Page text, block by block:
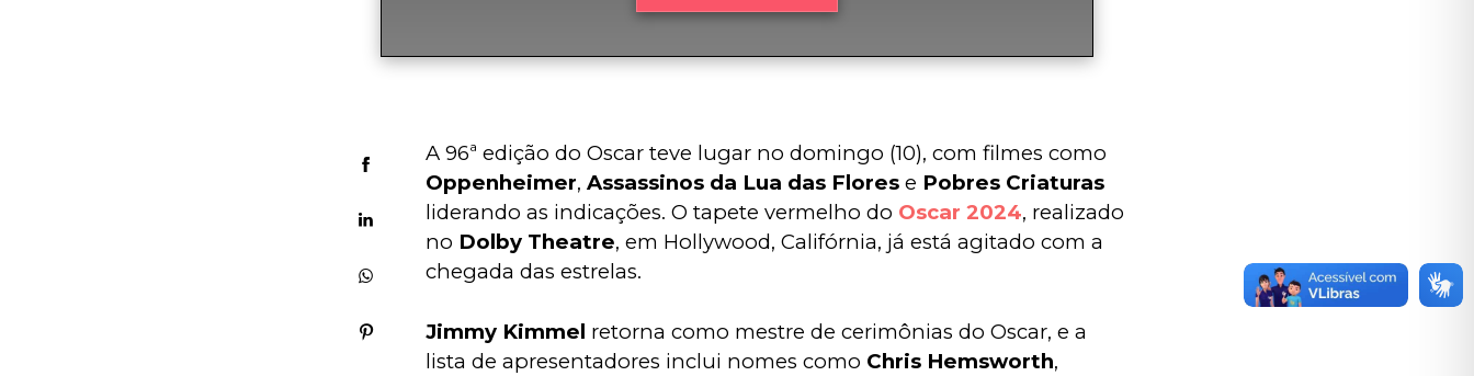
A 96ª edição do Oscar teve lugar no domingo (10), com filmes como
Oppenheimer, Assassinos da Lua das Flores e Pobres Criaturas
liderando as indicações. O tapete vermelho do Oscar 2024, realizado
no Dolby Theatre, em Hollywood, Califórnia, já está agitado com a
chegada das estrelas.
Jimmy Kimmel retorna como mestre de cerimônias do Oscar, e a
lista de apresentadores inclui nomes como Chris Hemsworth,